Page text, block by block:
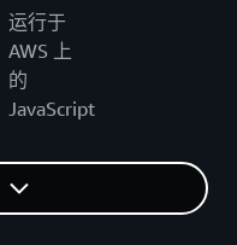
运行于
AWS 上
的
JavaScript